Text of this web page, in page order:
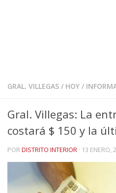
GRAL. VILLEGAS / HOY /
Gral. Villegas: La
costará $ 150 y la
PORDISTRITO INTERIOR · 13 ENERO,